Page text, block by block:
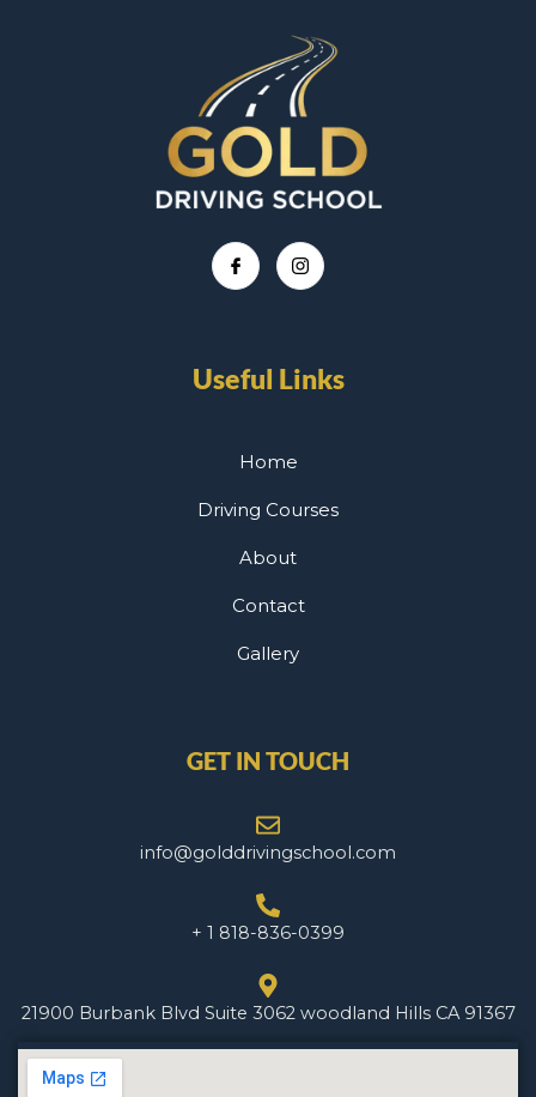
Useful Links
Home
Driving Courses
About
Contact
Gallery
GET IN TOUCH
info@golddrivingschool.com
+ 1 818-836-0399
21900 Burbank Blvd Suite 3062 woodland Hills CA 91367